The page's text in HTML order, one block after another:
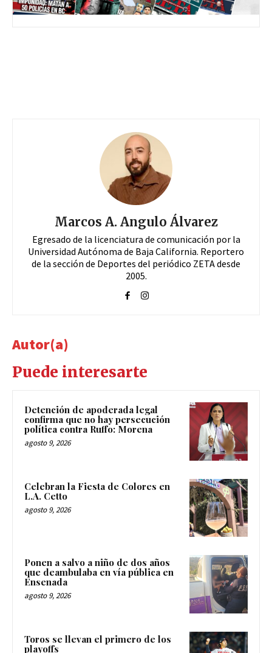
Marcos A. Angulo Álvarez
Egresado de la licenciatura de comunicación por la
Universidad Autónoma de Baja California. Reportero
de la sección de Deportes del periódico ZETA desde
2005.
Autor(a)
Puede interesarte
Detención de apoderada legal
confirma que no hay persecución
política contra Ruffo: Morena
agosto 9, 2026
Celebran la Fiesta de Colores en
L.A. Cetto
agosto 9, 2026
Ponen a salvo a niño de dos años
que deambulaba en vía pública en
Ensenada
agosto 9, 2026
Toros se llevan el primero de los
playoffs